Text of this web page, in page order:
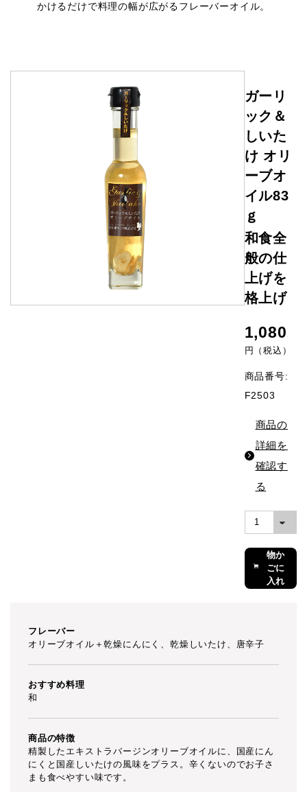
かけるだけで料理の幅が広がるフレーバーオイル。
ガーリ
ック＆
しいた
け オリ
ーブオ
イル83
ｇ
和食全
般の仕
上げを
格上げ
1,080
円（税込）
商品番号:
F2503
商品の
詳細を
確認す
る
物か
ごに
入れ
フレーバー
オリーブオイル＋乾燥にんにく、乾燥しいたけ、唐辛子
おすすめ料理
和
商品の特徴
精製したエキストラバージンオリーブオイルに、国産にん
にくと国産しいたけの風味をプラス。辛くないのでお子さ
まも食べやすい味です。